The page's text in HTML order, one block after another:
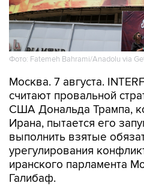
Фото: Fatemeh Bahrami/Anadolu via
Москва. 7 августа.
считают провальной
США Дональда Трампа,
Ирана, пытается его
выполнить взятые
урегулирования
иранского парламента
Галибаф.